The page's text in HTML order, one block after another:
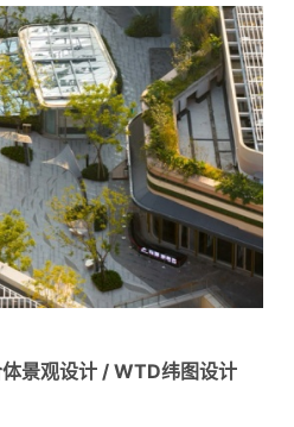
景观设计 / WTD纬图设计